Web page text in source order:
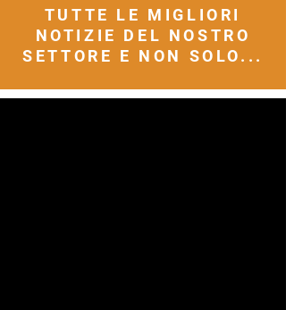
TUTTE LE MIGLIORI
NOTIZIE DEL NOSTRO
SETTORE E NON SOLO...